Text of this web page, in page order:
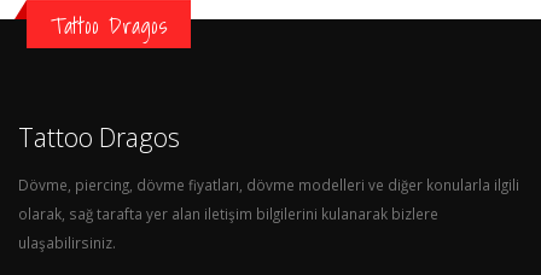
Tattoo Dragos
Tattoo Dragos
Dövme, piercing, dövme fiyatları, dövme modelleri ve diğer konularla ilgili
olarak, sağ tarafta yer alan iletişim bilgilerini kulanarak bizlere
ulaşabilirsiniz.